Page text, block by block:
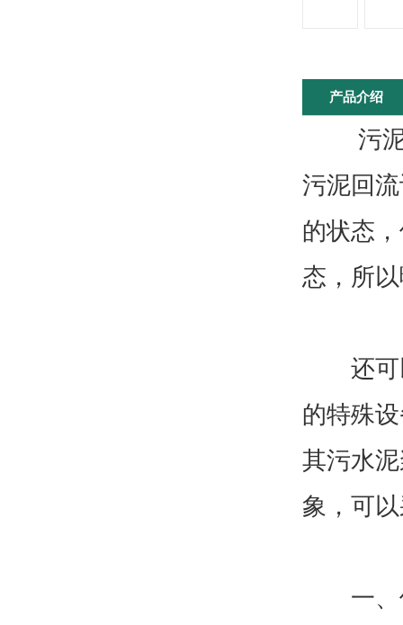
产品介绍
污泥回
污泥回
的状态
态，所
还可以
的特殊
其污水
象，可
一、